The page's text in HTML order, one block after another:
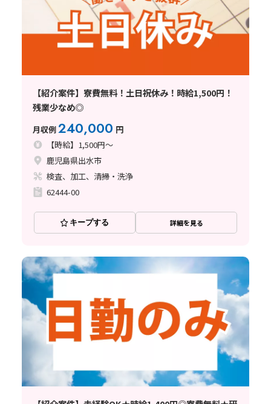
【紹介案件】寮費無料！土日祝休み！時給1,500円！
残業少なめ◎
月収例240,000 円
【時給】1,500円～
鹿児島県出水市
検査、加工、清掃・洗浄
62444-00
キープする 詳細を見る